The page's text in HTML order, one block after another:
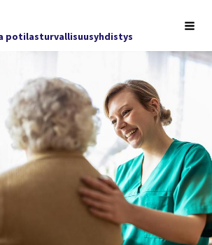
potilasturvallisuusyhdistys